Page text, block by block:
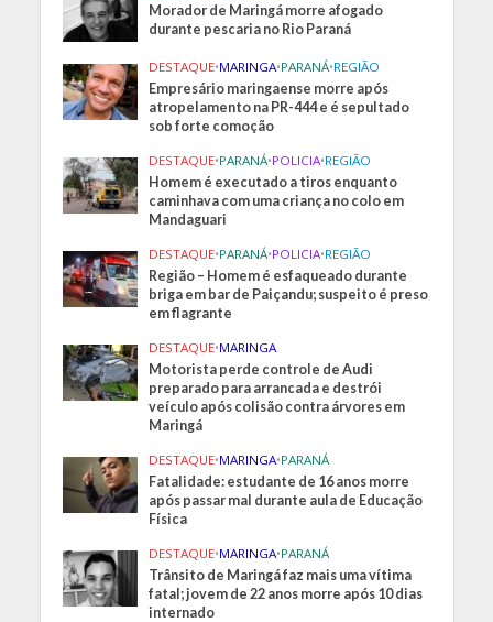
Morador de Maringá morre afogado
durante pescaria no Rio Paraná
DESTAQUE•MARINGA•PARANÁ•REGIÃO
Empresário maringaense morre após
atropelamento na PR-444 e é sepultado
sob forte comoção
DESTAQUE•PARANÁ•POLICIA•REGIÃO
Homem é executado a tiros enquanto
caminhava com uma criança no colo em
Mandaguari
DESTAQUE•PARANÁ•POLICIA•REGIÃO
Região – Homem é esfaqueado durante
briga em bar de Paiçandu; suspeito é preso
em flagrante
DESTAQUE•MARINGA
Motorista perde controle de Audi
preparado para arrancada e destrói
veículo após colisão contra árvores em
Maringá
DESTAQUE•MARINGA•PARANÁ
Fatalidade: estudante de 16 anos morre
após passar mal durante aula de Educação
Física
DESTAQUE•MARINGA•PARANÁ
Trânsito de Maringá faz mais uma vítima
fatal; jovem de 22 anos morre após 10 dias
internado